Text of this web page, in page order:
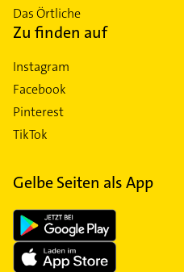
Das Örtliche
Zu finden auf
Instagram
Facebook
Pinterest
TikTok
Gelbe Seiten als App